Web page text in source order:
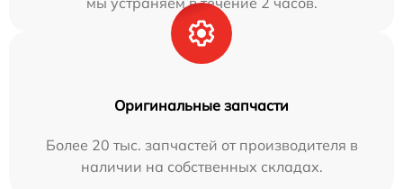
Оригинальные запчасти
Более 20 тыс. запчастей от производителя в
наличии на собственных складах.